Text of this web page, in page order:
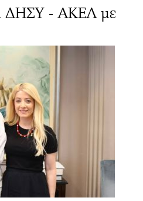
ΔΗΣΥ - ΑΚΕΛ με